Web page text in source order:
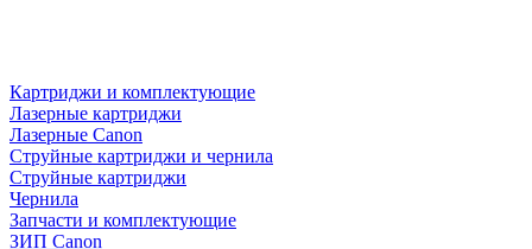
Картриджи и комплектующие
Лазерные картриджи
Лазерные Canon
Струйные картриджи и чернила
Струйные картриджи
Чернила
Запчасти и комплектующие
ЗИП Canon